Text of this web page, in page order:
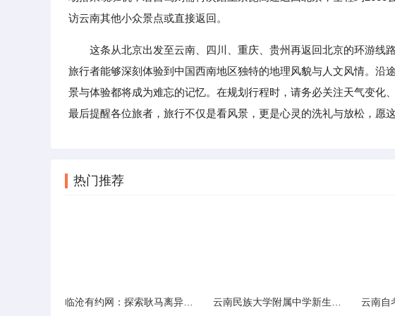
访云南其他小众景点或直接返回。
这条从北京出发至云南、四川、重庆、贵州再返回北京的环游线
旅行者能够深刻体验到中国西南地区独特的地理风貌与人文风情。沿
景与体验都将成为难忘的记忆。在规划行程时，请务必关注天气变化
最后提醒各位旅者，旅行不仅是看风景，更是心灵的洗礼与放松，愿
热门推荐